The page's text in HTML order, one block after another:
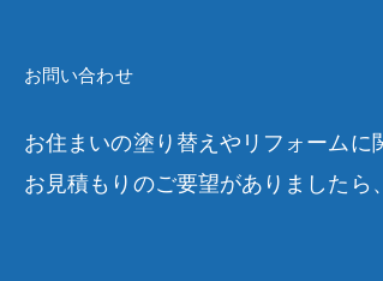
お問い合わせ
お住まいの塗り替えやリフォームに
お見積もりのご要望がありましたら